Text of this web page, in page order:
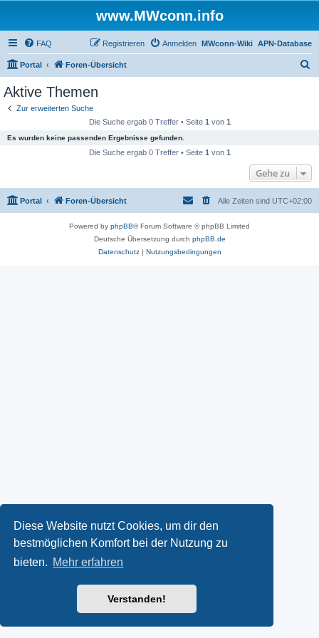
Diese Website nutzt Cookies, um dir den
bestmöglichen Komfort bei der Nutzung zu
bieten. Mehr erfahren
Verstanden!
www.MWconn.info
FAQ APN-Database
MWconn-Wiki
Anmelden
Registrieren
Portal Foren-Übersicht
Aktive Themen
Zur erweiterten Suche
Die Suche ergab 0 Treffer • Seite 1 von 1
Es wurden keine passenden Ergebnisse gefunden.
Die Suche ergab 0 Treffer • Seite 1 von 1
Gehe zu
Portal Foren-Übersicht Alle Zeiten sind UTC+02:00
Powered by phpBB® Forum Software © phpBB Limited
Deutsche Übersetzung durch phpBB.de
Datenschutz| Nutzungsbedingungen